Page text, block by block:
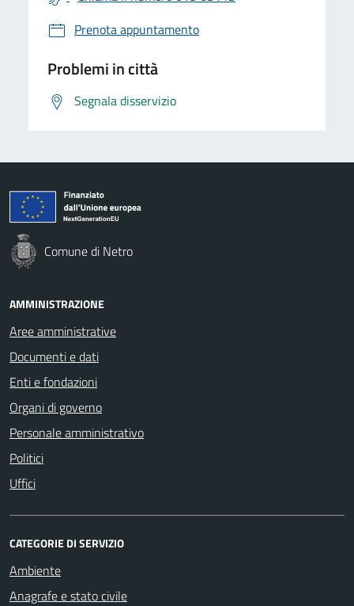
Prenota appuntamento
Problemi in città
Segnala disservizio
Comune di Netro
AMMINISTRAZIONE
Aree amministrative
Documenti e dati
Enti e fondazioni
Organi di governo
Personale amministrativo
Politici
Uffici
CATEGORIE DI SERVIZIO
Ambiente
Anagrafe e stato civile